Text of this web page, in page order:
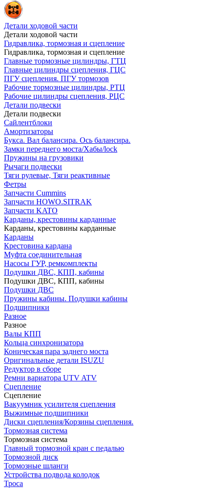
Детали ходовой части
Детали ходовой части
Гидравлика, тормозная и сцепление
Гидравлика, тормозная и сцепление
Главные тормозные цилиндры, ГТЦ
Главные цилиндры сцепления, ГЦС
ПГУ сцепления. ПГУ тормозов
Рабочие тормозные цилиндры, РТЦ
Рабочие цилиндры сцепления, РЦС
Детали подвески
Детали подвески
Cайлентблоки
Амортизаторы
Букса. Вал балансира. Ось балансира.
Замки переднего моста/Хабы/lock
Пружины на грузовики
Рычаги подвески
Тяги рулевые, Тяги реактивные
Фетры
Запчасти Cummins
Запчасти HOWO.SITRAK
Запчасти KATO
Карданы, крестовины карданные
Карданы, крестовины карданные
Карданы
Крестовина кардана
Муфта соединительная
Насосы ГУР, ремкомплекты
Подушки ДВС, КПП, кабины
Подушки ДВС, КПП, кабины
Подушки ДВС
Пружины кабины. Подушки кабины
Подшипники
Разное
Разное
Валы КПП
Кольца синхронизатора
Коническая пара заднего моста
Оригинальные детали ISUZU
Редуктор в сборе
Ремни вариатора UTV ATV
Сцепление
Сцепление
Вакуумник усилителя сцепления
Выжимные подшипники
Диски сцепления/Корзины сцепления.
Тормозная система
Тормозная система
Главный тормозной кран с педалью
Тормозной диск
Тормозные шланги
Устройства подвода колодок
Троса